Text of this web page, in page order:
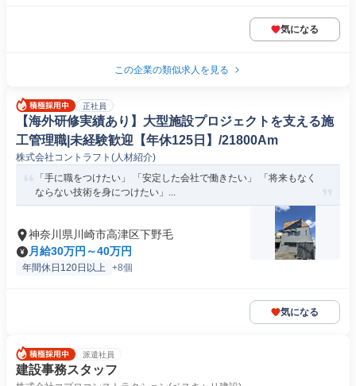
気になる
この企業の類似求人を見る
正社員
【海外研修実績あり】大型施設プロジェクトを支える施
工管理職|未経験歓迎【年休125日】/21800Am
株式会社コントラフト(人材紹介)
「手に職をつけたい」 「安定した会社で働きたい」 「将来もなく
ならない技術を身につけたい」...
神奈川県川崎市高津区下野毛
月給30万円～40万円
年間休日120日以上 +8個
気になる
派遣社員
建設事務スタッフ